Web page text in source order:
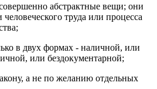
абстрактные вещи; они
человеческого труда или процесса
в двух формах - наличной, или
или бездокументарной;
а не по желанию отдельных